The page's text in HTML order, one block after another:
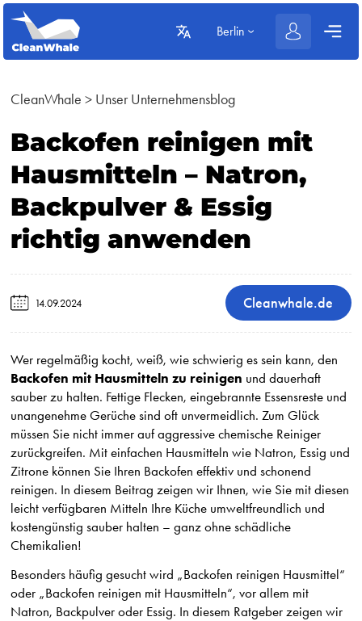
Berlin
CleanWhale > Unser Unternehmensblog
Backofen reinigen mit
Hausmitteln – Natron,
Backpulver & Essig
richtig anwenden
14.09.2024 Cleanwhale.de
Wer regelmäßig kocht, weiß, wie schwierig es sein kann, den
Backofen mit Hausmitteln zu reinigen und dauerhaft
sauber zu halten. Fettige Flecken, eingebrannte Essensreste und
unangenehme Gerüche sind oft unvermeidlich. Zum Glück
müssen Sie nicht immer auf aggressive chemische Reiniger
zurückgreifen. Mit einfachen Hausmitteln wie Natron, Essig und
Zitrone können Sie Ihren Backofen effektiv und schonend
reinigen. In diesem Beitrag zeigen wir Ihnen, wie Sie mit diesen
leicht verfügbaren Mitteln Ihre Küche umweltfreundlich und
kostengünstig sauber halten – ganz ohne schädliche
Chemikalien!
Besonders häufig gesucht wird „Backofen reinigen Hausmittel“
oder „Backofen reinigen mit Hausmitteln“, vor allem mit
Natron, Backpulver oder Essig. In diesem Ratgeber zeigen wir